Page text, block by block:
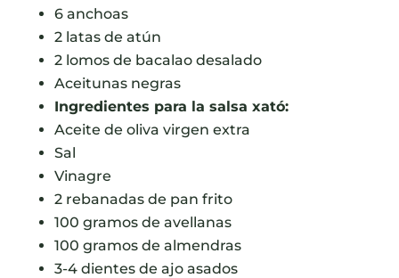
6 anchoas
2 latas de atún
2 lomos de bacalao desalado
Aceitunas negras
Ingredientes para la salsa xató:
Aceite de oliva virgen extra
Sal
Vinagre
2 rebanadas de pan frito
100 gramos de avellanas
100 gramos de almendras
3-4 dientes de ajo asados